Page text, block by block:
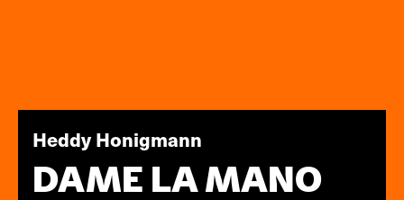
Heddy Honigmann
DAME LA MANO